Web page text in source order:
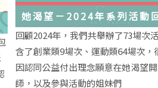
她渴望－2024年系列活動
回顧2024年，我們共舉辦了73場次
含了創業類9場次、運動類64場次，
因認同公益付出理念願意在她渴望
師，以及參與活動的姐妹們